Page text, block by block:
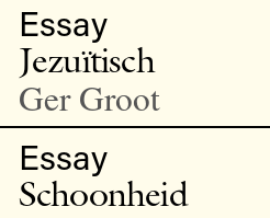
Essay
Jezuïtisch
Ger Groot
Essay
Schoonheid